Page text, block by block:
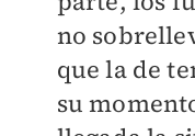
no
que la de
su